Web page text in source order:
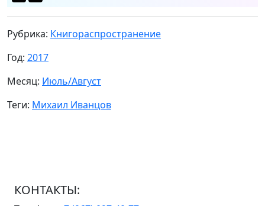
Рубрика: Книгораспространение
Год: 2017
Месяц: Июль/Август
Теги: Михаил Иванцов
КОНТАКТЫ: